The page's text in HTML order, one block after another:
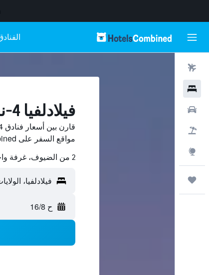
فيلادلفيا 4-نجمة فنادق
مواقع السفر على HotelsCombined.
2 من الضيوف، غرفة واحدة
ح 16/8